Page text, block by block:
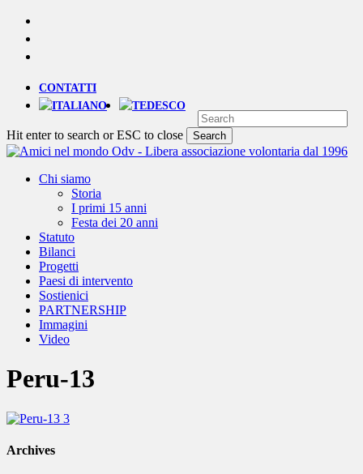
Skip
content
CONTATTI
Hit enter to search or ESC to close Search
Close
Menu
Chi siamo
Storia
I primi 15 anni
Festa dei 20 anni
Statuto
Bilanci
Progetti
Paesi di intervento
Sostienici
PARTNERSHIP
Immagini
Video
Peru-13
Archives